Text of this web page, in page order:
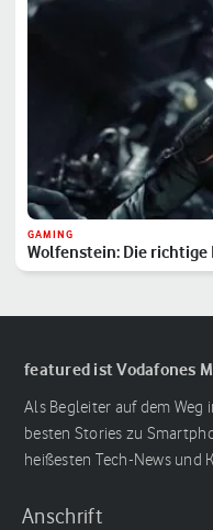
GAMING
Wolfenstein: Die richtige
featured ist Vodafones
Als Begleiter auf dem
besten Stories zu
heißesten Tech-News und
Anschrift